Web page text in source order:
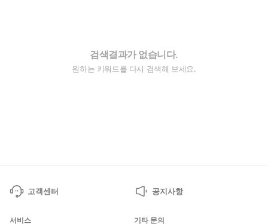
검색결과가 없습니다.
원하는 키워드를 다시 검색해 보세요.
고객센터 공지사항
서비스 기타 문의